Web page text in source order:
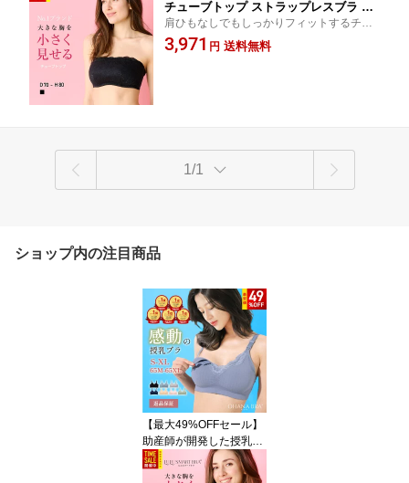
チューブトップ ストラップレスブラ ベ
アトップ 安定感 バストダウン 着痩せ
大きいサイズ ドレス対応 オフショル対
肩ひもなしでもしっかりフィットするチュ
ーブトップブラ。 小さく見せるブラ機能で
バストをすっきり整え、ドレスやオフショ
3,971 円 送料無料
1/1
ショップ内の注目商品
【最大49%OFFセール】
助産師が開発した授乳ブ
ラ OHANA BRA【返品交
換OK】大きいカップも